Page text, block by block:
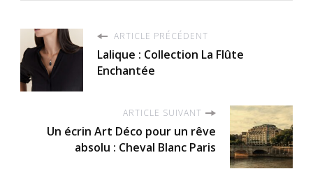
ARTICLE PRÉCÉDENT
Lalique : Collection La Flûte
Enchantée
ARTICLE SUIVANT
Un écrin Art Déco pour un rêve
absolu : Cheval Blanc Paris